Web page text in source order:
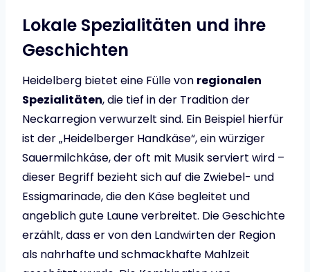
Lokale Spezialitäten und ihre
Geschichten
Heidelberg bietet eine Fülle von regionalen
Spezialitäten, die tief in der Tradition der
Neckarregion verwurzelt sind. Ein Beispiel hierfür
ist der „Heidelberger Handkäse“, ein würziger
Sauermilchkäse, der oft mit Musik serviert wird –
dieser Begriff bezieht sich auf die Zwiebel- und
Essigmarinade, die den Käse begleitet und
angeblich gute Laune verbreitet. Die Geschichte
erzählt, dass er von den Landwirten der Region
als nahrhafte und schmackhafte Mahlzeit